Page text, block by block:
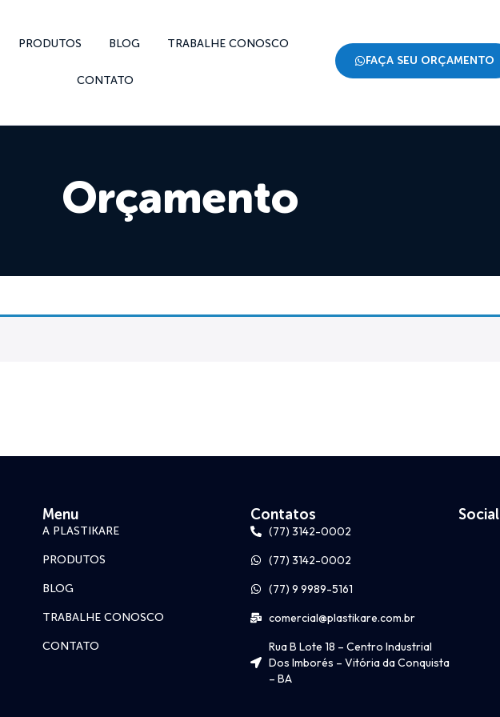
PRODUTOS BLOG TRABALHE CONOSCO
CONTATO
FAÇA SEU ORÇAMENTO
Orçamento
Menu
A PLASTIKARE
PRODUTOS
BLOG
TRABALHE CONOSCO
CONTATO
Contatos
(77) 3142-0002
(77) 3142-0002
(77) 9 9989-5161
comercial@plastikare.com.br
Rua B Lote 18 – Centro Industrial
Dos Imborés – Vitória da Conquista
– BA
Social